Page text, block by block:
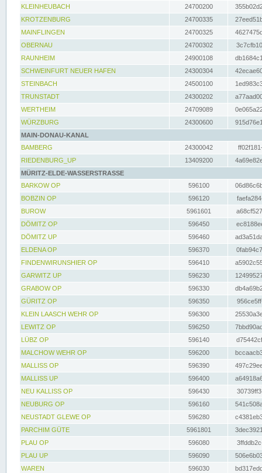
KLEINHEUBACH 24700200
KROTZENBURG
24700335
MAINFLINGEN
24700325
OBERNAU
24700302
RAUNHEIM
24900108
SCHWEINFURT NEUER HAFEN
24300304
STEINBACH
24500100
TRUNSTADT
24300202
WERTHEIM
24709089
WÜRZBURG
24300600
MAIN-DONAU-KANAL
BAMBERG
24300042
RIEDENBURG_UP
13409200
MÜRITZ-ELDE-WASSERSTRASSE
BARKOW OP
596100
BOBZIN OP
596120
BUROW
5961601
DÖMITZ OP
596450
DÖMITZ UP
596460
ELDENA OP
596370
FINDENWIRUNSHIER OP
596410
GARWITZ UP
596230
GRABOW OP
596330
GÜRITZ OP
596350
KLEIN LAASCH WEHR OP
596300
LEWITZ OP
596250
LÜBZ OP
596140
MALCHOW WEHR OP
596200
MALLISS OP
596390
MALLISS UP
596400
NEU KALLISS OP
596430
NEUBURG OP
596160
NEUSTADT GLEWE OP
596280
PARCHIM GÜTE
5961801
PLAU OP
596080
PLAU UP
596090
WAREN
596030